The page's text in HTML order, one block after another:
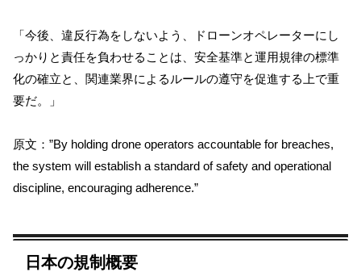
「今後、違反行為をしないよう、ドローンオペレーターにし
っかりと責任を負わせることは、安全基準と運用規律の標準
化の確立と、関連業界によるルールの遵守を促進する上で重
要だ。」
原文：”By holding drone operators accountable for breaches,
the system will establish a standard of safety and operational
discipline, encouraging adherence.”
日本の規制概要